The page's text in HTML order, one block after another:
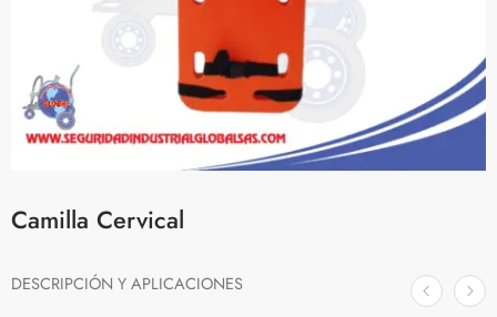
Camilla Cervical
DESCRIPCIÓN Y APLICACIONES